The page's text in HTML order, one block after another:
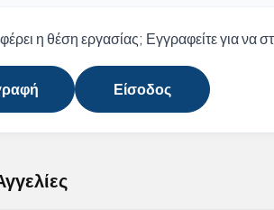
η θέση εργασίας; Εγγραφείτε για να
Είσοδος